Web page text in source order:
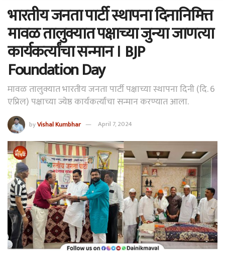
भारतीय जनता पार्टी स्थापना दिनानिमित्त
मावळ तालुक्यात पक्षाच्या जुन्या जाणत्या
कार्यकर्त्यांचा सन्मान । BJP
Foundation Day
मावळ तालुक्यात भारतीय जनता पार्टी पक्षाच्या स्थापना दिनी (दि. 6
एप्रिल) पक्षाच्या ज्येष्ठ कार्यकर्त्यांचा सन्मान करण्यात आला.
byVishal Kumbhar April 7, 2024